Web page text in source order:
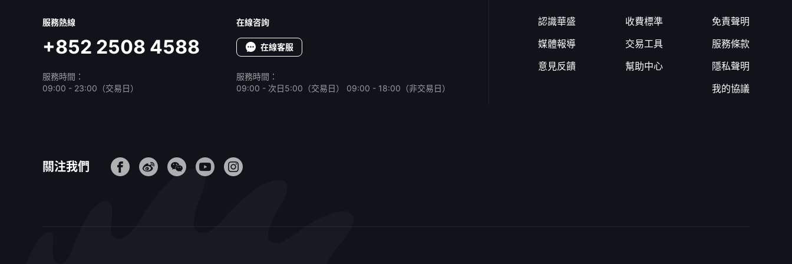
認識華盛
媒體報導
意見反饋
收費標準
交易工具
幫助中心
免責聲明
服務條款
隱私聲明
我的協議
服務熱線
+852 2508 4588
服務時間：
09:00 - 23:00（交易日）
在線咨詢
在線客服
服務時間：
09:00 - 次日5:00（交易日） 09:00 - 18:00（非交易日）
關注我們